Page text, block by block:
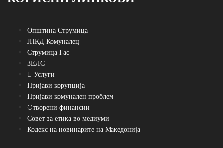
Општина Струмица
ЈПКД Комуналец
Струмица Гас
ЗЕЛС
E-Услуги
Пријави корупција
Пријави комунален проблем
Oтворени финансии
Совет за етика во медиуми
Кодекс на новинарите на Македонија